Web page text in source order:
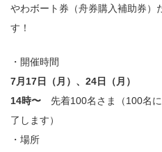
やわボート券（舟券購入補助券）
す！
・開催時間
7月17日（月）、24日（月）
14時〜 先着100名さま（100名
了します）
・場所